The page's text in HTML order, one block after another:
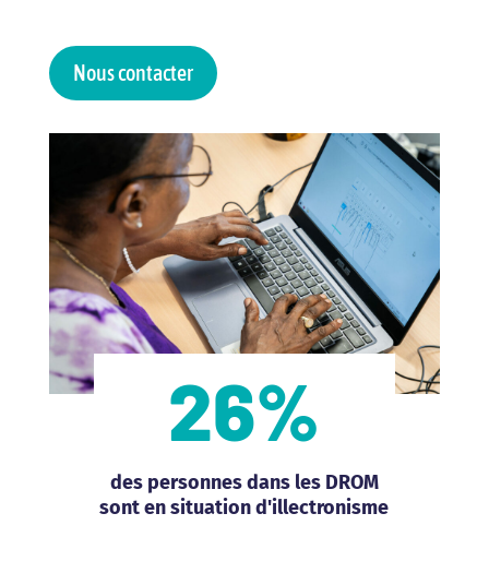
Nous contacter
26%
des personnes dans les DROM
sont en situation d'illectronisme